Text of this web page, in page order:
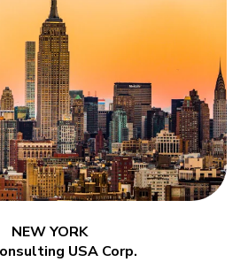
NEW YORK
.IMC Consulting USA Corp